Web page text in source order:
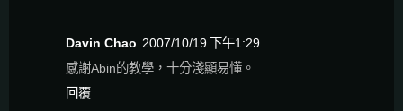
Davin Chao 2007/10/19 下午1:29
感謝Abin的教學，十分淺顯易懂。
回覆